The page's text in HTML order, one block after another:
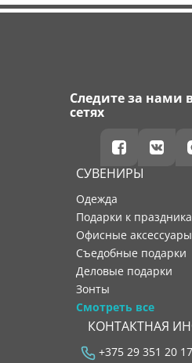
Следите за нами
сетях
СУВЕНИРЫ
Одежда
Подарки к
Офисные аксессуары
Съедобные подарки
Деловые подарки
Зонты
Смотреть все
КОНТАКТНАЯ
+375 29 351 20 17